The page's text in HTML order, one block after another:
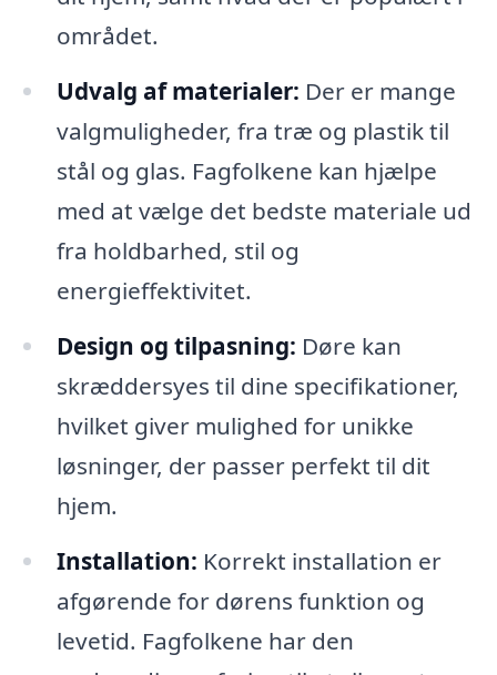
området.
Udvalg af materialer: Der er mange
valgmuligheder, fra træ og plastik til
stål og glas. Fagfolkene kan hjælpe
med at vælge det bedste materiale ud
fra holdbarhed, stil og
energieffektivitet.
Design og tilpasning: Døre kan
skræddersyes til dine specifikationer,
hvilket giver mulighed for unikke
løsninger, der passer perfekt til dit
hjem.
Installation: Korrekt installation er
afgørende for dørens funktion og
levetid. Fagfolkene har den